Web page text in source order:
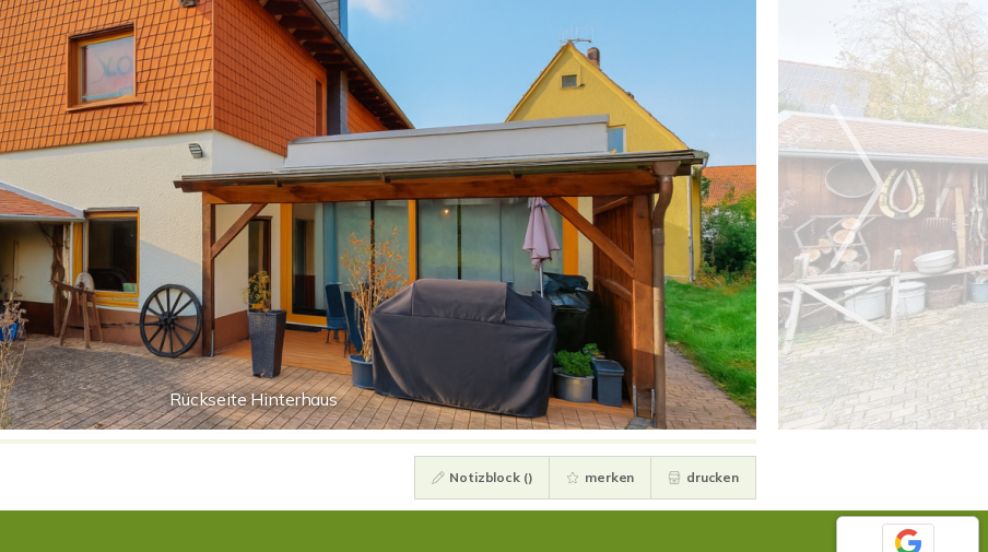
Rückseite Hinterhaus
Notizblock () merken drucken